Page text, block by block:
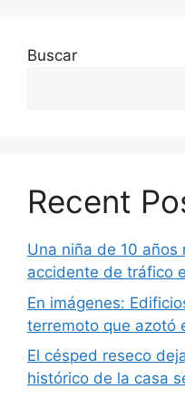
Buscar
Recent
Una niña de 10
accidente de tráfico
En imágenes:
terremoto que azotó
El césped reseco
histórico de la casa